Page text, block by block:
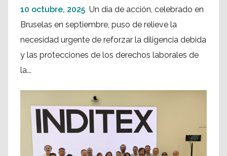
10 octubre, 2025 Un día de acción, celebrado en
Bruselas en septiembre, puso de relieve la
necesidad urgente de reforzar la diligencia debida
y las protecciones de los derechos laborales de
la...